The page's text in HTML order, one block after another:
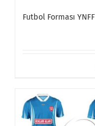
Futbol Forması